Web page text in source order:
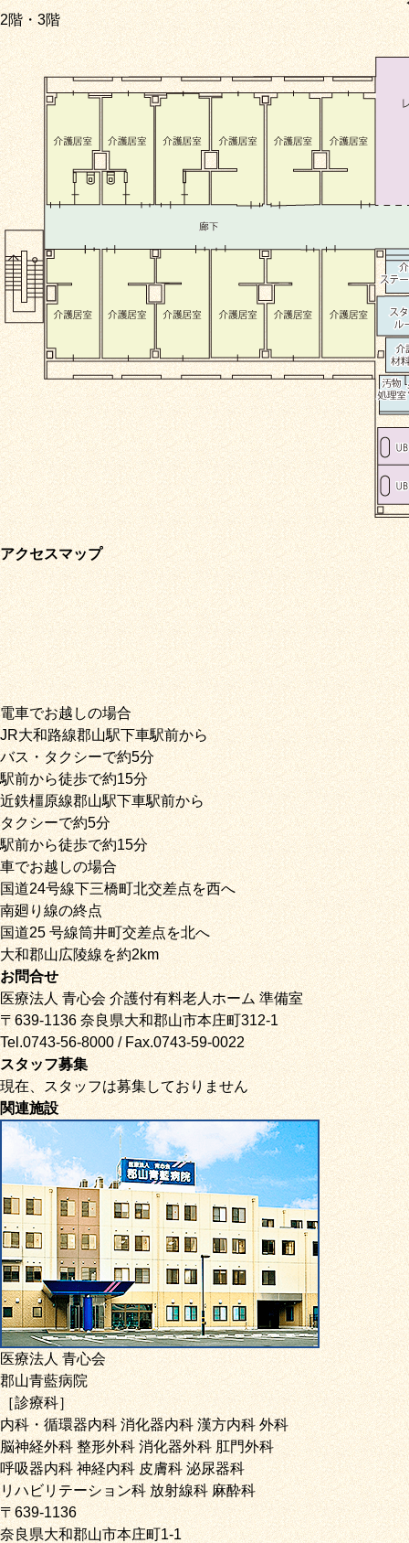
2階・3階
アクセスマップ
電車でお越しの場合
JR大和路線郡山駅下車駅前から
バス・タクシーで約5分
駅前から徒歩で約15分
近鉄橿原線郡山駅下車駅前から
タクシーで約5分
駅前から徒歩で約15分
車でお越しの場合
国道24号線下三橋町北交差点を西へ
南廻り線の終点
国道25 号線筒井町交差点を北へ
大和郡山広陵線を約2km
お問合せ
医療法人 青心会 介護付有料老人ホーム 準備室
〒639-1136 奈良県大和郡山市本庄町312-1
Tel.0743-56-8000 / Fax.0743-59-0022
スタッフ募集
現在、スタッフは募集しておりません
関連施設
医療法人 青心会
郡山青藍病院
［診療科］
内科・循環器内科 消化器内科 漢方内科 外科
脳神経外科 整形外科 消化器外科 肛門外科
呼吸器内科 神経内科 皮膚科 泌尿器科
リハビリテーション科 放射線科 麻酔科
〒639-1136
奈良県大和郡山市本庄町1-1